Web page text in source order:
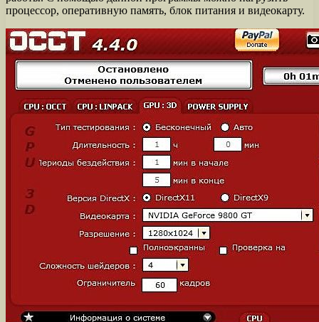
процессор, оперативную память, блок питания и видеокарту.